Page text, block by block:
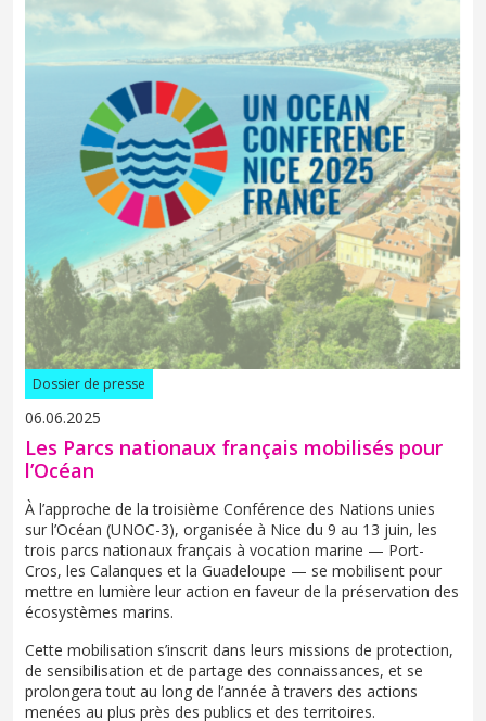
Dossier de presse
06.06.2025
Les Parcs nationaux français mobilisés pour
l’Océan
À l’approche de la troisième Conférence des Nations unies
sur l’Océan (UNOC-3), organisée à Nice du 9 au 13 juin, les
trois parcs nationaux français à vocation marine — Port-
Cros, les Calanques et la Guadeloupe — se mobilisent pour
mettre en lumière leur action en faveur de la préservation des
écosystèmes marins.
Cette mobilisation s’inscrit dans leurs missions de protection,
de sensibilisation et de partage des connaissances, et se
prolongera tout au long de l’année à travers des actions
menées au plus près des publics et des territoires.